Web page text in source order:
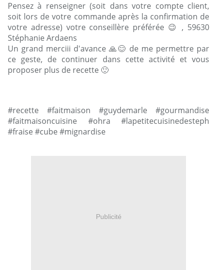
Pensez à renseigner (soit dans votre compte client,
soit lors de votre commande après la confirmation de
votre adresse) votre conseillère préférée 😉 , 59630
Stéphanie Ardaens
Un grand merciii d'avance 🙏😊 de me permettre par
ce geste, de continuer dans cette activité et vous
proposer plus de recette 🙂
#recette #faitmaison #guydemarle #gourmandise
#faitmaisoncuisine #ohra #lapetitecuisinedesteph
#fraise #cube #mignardise
Publicité